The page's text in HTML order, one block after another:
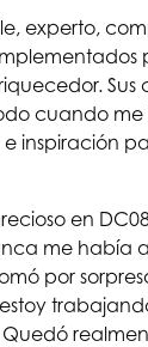
experto,
cuando
inspiración
en
me había
por